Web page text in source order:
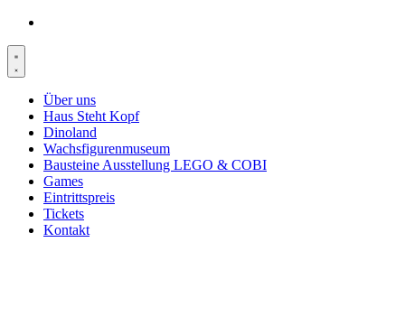
Über uns
Haus Steht Kopf
Dinoland
Wachsfigurenmuseum
Bausteine Ausstellung LEGO & COBI
Games
Eintrittspreis
Tickets
Kontakt